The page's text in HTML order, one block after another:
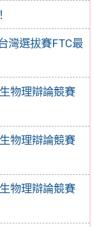
灣選拔賽FTC最
物理辯論競賽
物理辯論競賽
物理辯論競賽